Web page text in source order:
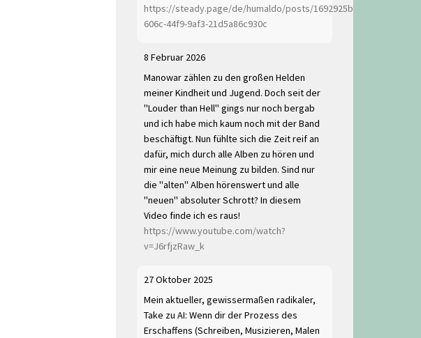
https://steady.page/de/humaldo/posts/1692925b-
606c-44f9-9af3-21d5a86c930c
8 Februar 2026
Manowar zählen zu den großen Helden
meiner Kindheit und Jugend. Doch seit der
"Louder than Hell" gings nur noch bergab
und ich habe mich kaum noch mit der Band
beschäftigt. Nun fühlte sich die Zeit reif an
dafür, mich durch alle Alben zu hören und
mir eine neue Meinung zu bilden. Sind nur
die "alten" Alben hörenswert und alle
"neuen" absoluter Schrott? In diesem
Video finde ich es raus!
https://www.youtube.com/watch?
v=J6rfjzRaw_k
27 Oktober 2025
Mein aktueller, gewissermaßen radikaler,
Take zu AI: Wenn dir der Prozess des
Erschaffens (Schreiben, Musizieren, Malen